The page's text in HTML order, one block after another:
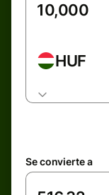
HUF
Se convierte a